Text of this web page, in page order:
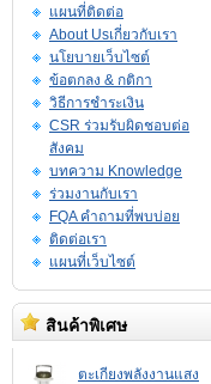
แผนที่่ติดต่อ
About Usเกี่ยวกับเรา
นโยบายเว็บไซต์
ข้อตกลง & กติกา
วิธีการชำระเงิน
CSR ร่วมรับผิดชอบต่อ
สังคม
บทความ Knowledge
ร่วมงานกับเรา
FQA คำถามที่พบบ่อย
ติดต่อเรา
แผนที่เว็บไซต์
สินค้าพิเศษ
ตะเกียงพลังงานแสง